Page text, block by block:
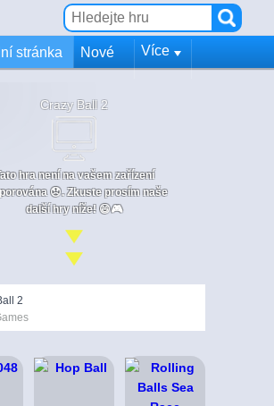
stránka Nové Více
Crazy Ball 2
hra není na vašem zařízení
😞. Zkuste prosím naše
další hry níže! 😄🎮
2